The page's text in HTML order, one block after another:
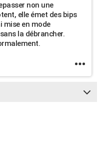
non une
elle émet des bips
mise en mode
la débrancher.